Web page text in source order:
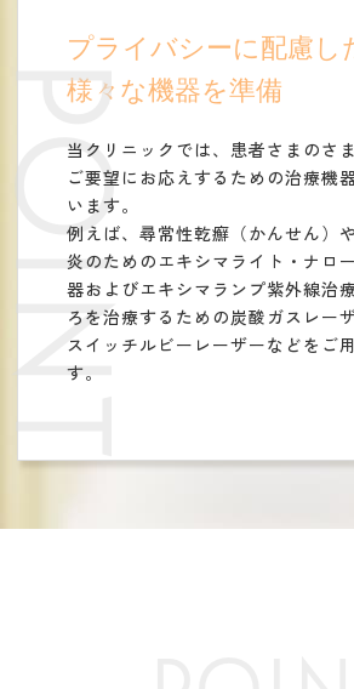
プライバシーに配慮し
様々な機器を準備
当クリニックでは、患者さまのさ
ご要望にお応えするための治療機
います。
例えば、尋常性乾癬（かんせん）
炎のためのエキシマライト・ナロ
器およびエキシマランプ紫外線治
ろを治療するための炭酸ガスレー
スイッチルビーレーザーなどをご
す。